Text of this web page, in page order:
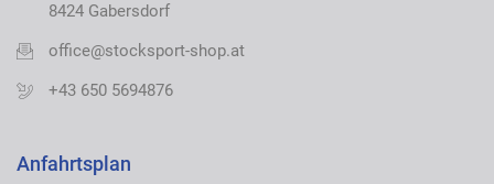
8424 Gabersdorf
office@stocksport-shop.at
+43 650 5694876
Anfahrtsplan